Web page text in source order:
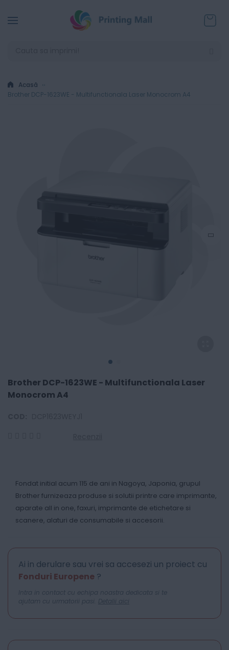
Acasă
Brother DCP-1623WE - Multifunctionala Laser Monocrom A4
Brother DCP-1623WE - Multifunctionala Laser
Monocrom A4
Fondat initial acum 115 de ani in Nagoya, Japonia, grupul
Brother furnizeaza produse si solutii printre care imprimante,
aparate all in one, faxuri, imprimante de etichetare si
scanere, alaturi de consumabile si accesorii.
Ai in derulare sau vrei sa accesezi un proiect cu
Fonduri Europene ?
Intra in contact cu echipa noastra dedicata si te
ajutam cu urmatorii pasi. Detalii aici